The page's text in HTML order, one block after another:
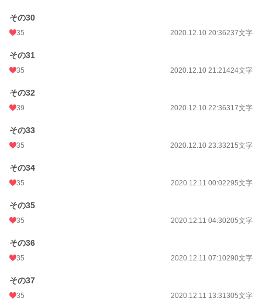
その30
35 2020.12.10 20:36237文字
その31
35 2020.12.10 21:21424文字
その32
39 2020.12.10 22:36317文字
その33
35 2020.12.10 23:33215文字
その34
35 2020.12.11 00:02295文字
その35
35 2020.12.11 04:30205文字
その36
35 2020.12.11 07:10290文字
その37
35 2020.12.11 13:31305文字